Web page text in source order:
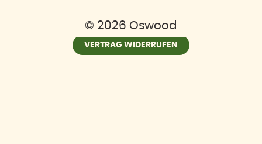
© 2026 Oswood
VERTRAG WIDERRUFEN